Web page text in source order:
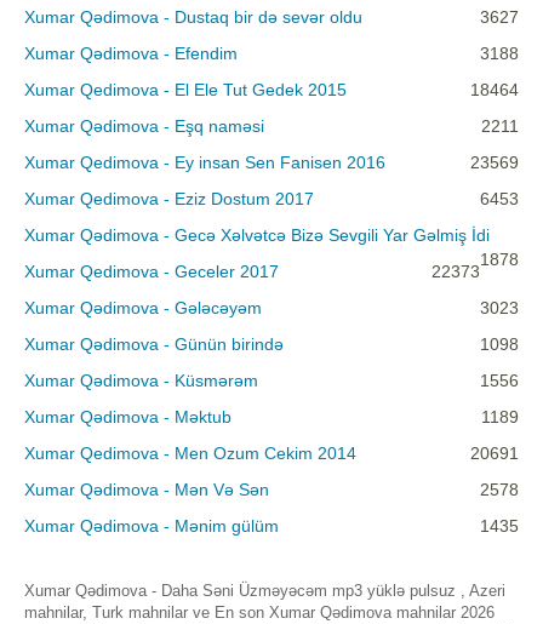
Xumar Qədimova - Dustaq bir də sevər oldu
3627
Xumar Qədimova - Efendim
3188
Xumar Qedimova - El Ele Tut Gedek 2015
18464
Xumar Qədimova - Eşq naməsi
2211
Xumar Qedimova - Ey insan Sen Fanisen 2016
23569
Xumar Qedimova - Eziz Dostum 2017
6453
Xumar Qədimova - Gecə Xəlvətcə Bizə Sevgili Yar Gəlmiş İdi
1878
Xumar Qedimova - Geceler 2017
22373
Xumar Qədimova - Gələcəyəm
3023
Xumar Qədimova - Günün birində
1098
Xumar Qədimova - Küsmərəm
1556
Xumar Qədimova - Məktub
1189
Xumar Qedimova - Men Ozum Cekim 2014
20691
Xumar Qədimova - Mən Və Sən
2578
Xumar Qədimova - Mənim gülüm
1435
Xumar Qədimova - Daha Səni Üzməyəcəm mp3 yüklə pulsuz , Azeri
mahnilar, Turk mahnilar ve En son Xumar Qədimova mahnilar 2026